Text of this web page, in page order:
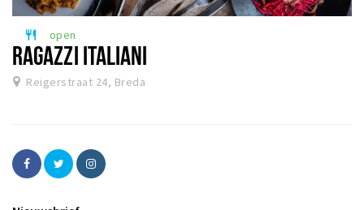
restaurant open
RAGAZZI ITALIANI
Reigerstraat 24, Breda